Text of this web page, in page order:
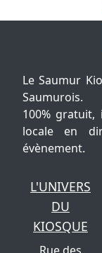
Le Saumur
Saumurois.
100%
locale en
évènement.
L'UNIVERS
DU
KIOSQUE